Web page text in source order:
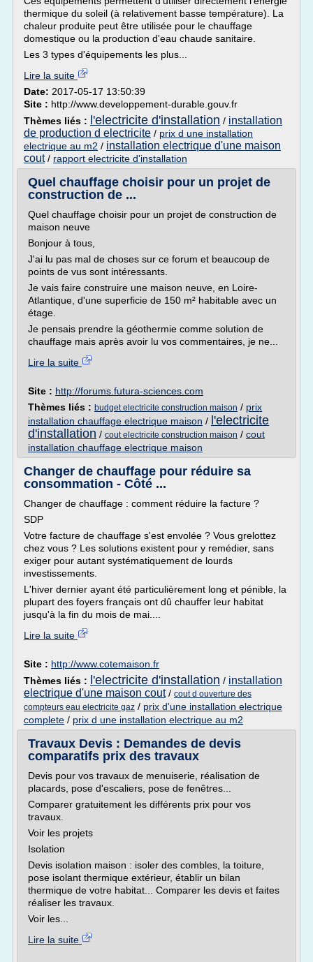
thermique du soleil (à relativement basse température). La
chaleur produite peut être utilisée pour le chauffage
domestique ou la production d'eau chaude sanitaire.
Les 3 types d'équipements les plus...
Lire la suite
Date: 2017-05-17 13:50:39
Site : http://www.developpement-durable.gouv.fr
Thèmes liés :
l'electricite d'installation / installation
de production d electricite / prix d une installation
electrique au m2 / installation electrique d'une maison
cout/ rapport electricite d'installation
Quel chauffage choisir pour un projet de
construction de ...
Quel chauffage choisir pour un projet de construction de
maison neuve
Bonjour à tous,
J'ai lu pas mal de choses sur ce forum et beaucoup de
points de vus sont intéressants.
Je vais faire construire une maison neuve, en Loire-
Atlantique, d'une superficie de 150 m² habitable avec un
étage.
Je pensais prendre la géothermie comme solution de
chauffage mais après avoir lu vos commentaires, je ne...
Lire la suite
Site : http://forums.futura-sciences.com
Thèmes liés : budget electricite construction maison / prix
installation chauffage electrique maison / l'electricite
d'installation / cout electricite construction maison / cout
installation chauffage electrique maison
Changer de chauffage pour réduire sa
consommation - Côté ...
Changer de chauffage : comment réduire la facture ?
SDP
Votre facture de chauffage s'est envolée ? Vous grelottez
chez vous ? Les solutions existent pour y remédier, sans
exiger pour autant systématiquement de lourds
investissements.
L'hiver dernier ayant été particulièrement long et pénible, la
plupart des foyers français ont dû chauffer leur habitat
jusqu'à la fin du mois de mai....
Lire la suite
Site : http://www.cotemaison.fr
Thèmes liés :
l'electricite d'installation / installation
electrique d'une maison cout/ cout d ouverture des
compteurs eau electricite gaz / prix d'une installation electrique
complete / prix d une installation electrique au m2
Travaux Devis : Demandes de devis
comparatifs prix des travaux
Devis pour vos travaux de menuiserie, réalisation de
placards, pose d'escaliers, pose de fenêtres...
Comparer gratuitement les différents prix pour vos
travaux.
Voir les projets
Isolation
Devis isolation maison : isoler des combles, la toiture,
pose isolant thermique extérieur, établir un bilan
thermique de votre habitat... Comparer les devis et faites
réaliser les travaux.
Voir les...
Lire la suite